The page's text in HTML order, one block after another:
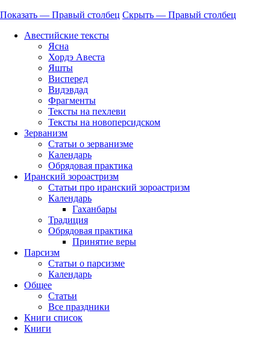
Правый
столбец
Показать — Правый столбец Скрыть — Правый столбец
Авестийские тексты
Ясна
Хордэ Авеста
Яшты
Висперед
Видэвдад
Фрагменты
Тексты на пехлеви
Тексты на новоперсидском
Зерванизм
Статьи о зерванизме
Календарь
Обрядовая практика
Иранский зороастризм
Статьи про иранский зороастризм
Календарь
Гаханбары
Традиция
Обрядовая практика
Принятие веры
Парсизм
Статьи о парсизме
Календарь
Общее
Статьи
Все праздники
Книги список
Книги